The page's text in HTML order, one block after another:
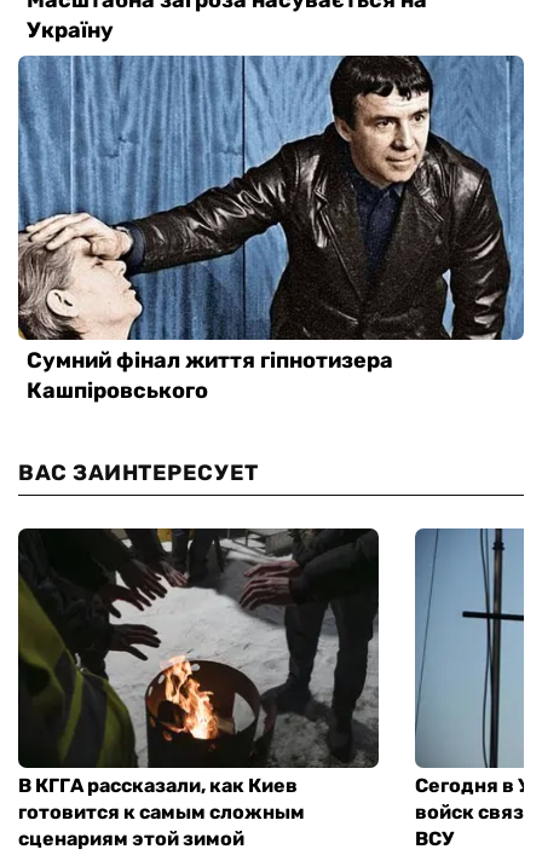
ВАС ЗАИНТЕРЕСУЕТ
В КГГА рассказали, как Киев
готовится к самым сложным
сценариям этой зимой
Сегодня в
войск
ВСУ